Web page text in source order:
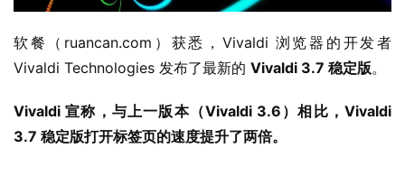
软餐（ruancan.com）获悉，Vivaldi 浏览器的开发者
Vivaldi Technologies 发布了最新的 Vivaldi 3.7 稳定版。
Vivaldi 宣称，与上一版本（Vivaldi 3.6）相比，Vivaldi
3.7 稳定版打开标签页的速度提升了两倍。